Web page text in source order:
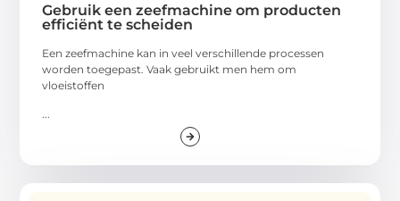
Gebruik een zeefmachine om producten
efficiënt te scheiden
Een zeefmachine kan in veel verschillende processen
worden toegepast. Vaak gebruikt men hem om
vloeistoffen
...